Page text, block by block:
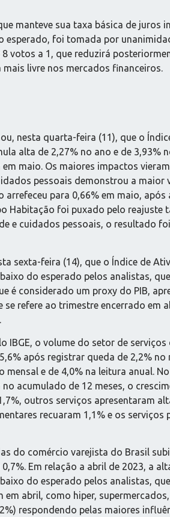
manteve sua taxa básica de juros
esperado, foi tomada por
votos a 1, que reduzirá
livre nos mercados financeiros.
nesta quarta-feira (11), que o
alta de 2,27% no ano e de 3,93%
maio. Os maiores impactos
pessoais demonstrou a
para 0,66% em maio, após
Habitação foi puxado pelo reajuste
e cuidados pessoais, o resultado
sexta-feira (14), que o Índice de
do esperado pelos analistas,
é considerado um proxy do PIB,
se refere ao trimestre encerrado em
o volume do setor de serviços
após registrar queda de 2,2%
e de 4,0% na leitura anual.
acumulado de 12 meses, o
outros serviços apresentaram
recuaram 1,1% e os
do comércio varejista do Brasil
Em relação a abril de 2023, a
do esperado pelos analistas,
abril, como hiper,
respondendo pelas maiores